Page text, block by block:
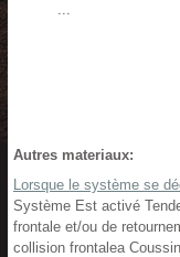
...
Autres materiaux:
Lorsque le système se
Système Est activé
frontale et/ou de
collision frontalea